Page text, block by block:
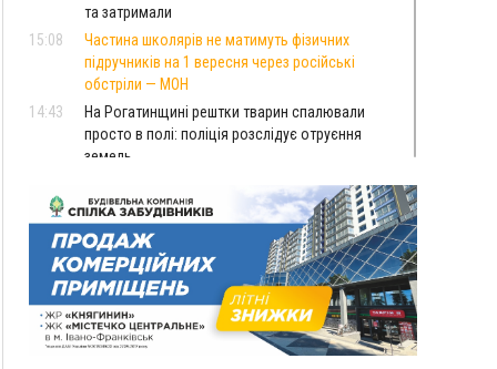
та затримали
15:08
Частина школярів не матимуть фізичних
підручників на 1 вересня через російські
обстріли — МОН
14:43
На Рогатинщині рештки тварин спалювали
просто в полі: поліція розслідує отруєння
земель
Пірс, ігровий майданчик і зона для пікніків:
оголосили тендер на 7 мільйонів на
благоустрій Німецького озера
12:14
У Калуші на озері в міському парку масово
загинули качки та риба
11:18
Майстра лісу з Верховинщини оштрафували на
600 тисяч за переправлення чоловіків до
Румунії